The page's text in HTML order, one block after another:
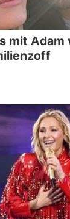
mit